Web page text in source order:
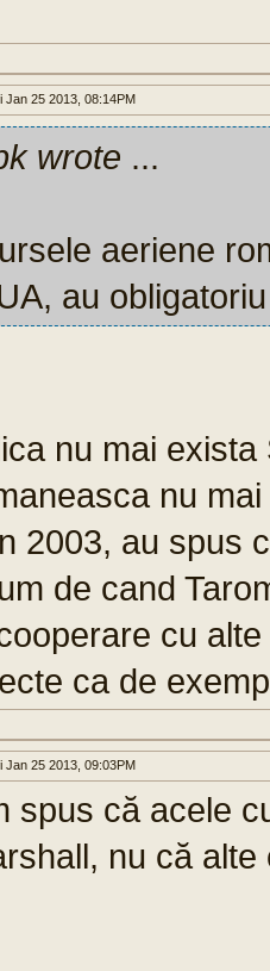
Jan 25 2013, 08:14PM
wrote ...
aeriene
au
nu mai
nu
2003, au spus
de cand
cu
ca de
Jan 25 2013, 09:03PM
spus că acele
nu că